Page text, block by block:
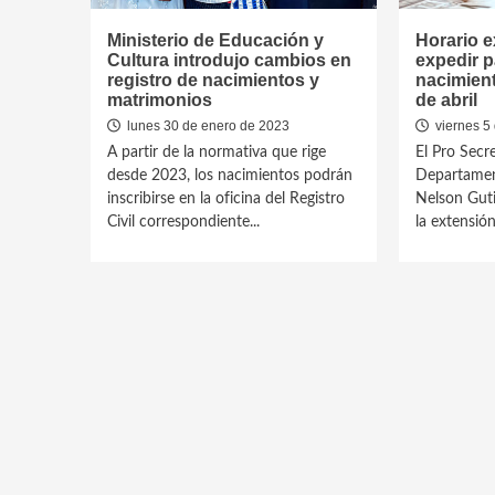
Ministerio de Educación y
Cultura introdujo cambios en
registro de nacimientos y
matrimonios
lunes 30 de enero de 2023
A partir de la normativa que rige
desde 2023, los nacimientos podrán
inscribirse en la oficina del Registro
Civil correspondiente...
Horario
expedir
de abril
viernes 5
El Pro
Nelson
la